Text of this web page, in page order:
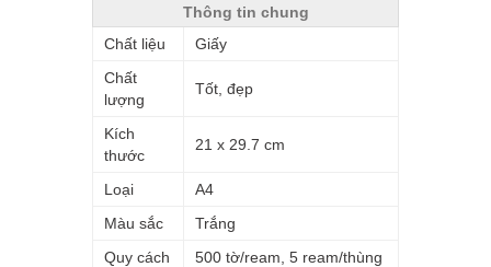
Thông tin chung
Chất liệu
Giấy
Chất
lượng
Tốt, đẹp
Kích
thước
21 x 29.7 cm
Loại
A4
Màu sắc
Trắng
Quy cách
500 tờ/ream, 5 ream/thùng